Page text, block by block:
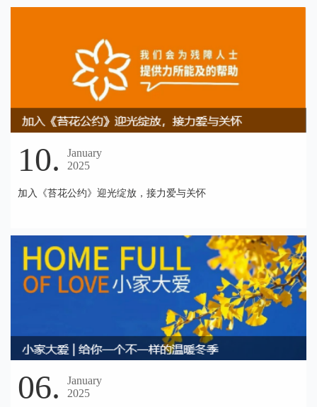
10.
January
2025
加入《苔花公约》迎光绽放，接力爱与关怀
06.
January
2025